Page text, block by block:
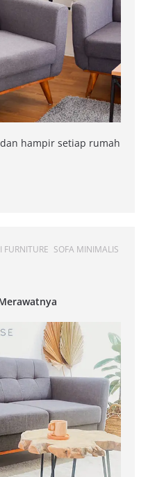
hampir setiap rumah
FURNITURE SOFA MINIMALIS